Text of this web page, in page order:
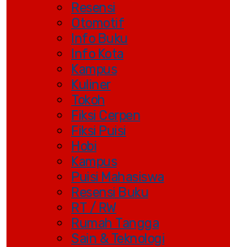
Resensi
Otomotif
Info Buku
Info Kota
Kampus
Kuliner
Tokoh
Fiksi Cerpen
Fiksi Puisi
Hobi
Kampus
Puisi Mahasiswa
Resensi Buku
RT / RW
Rumah Tangga
Sain & Teknologi